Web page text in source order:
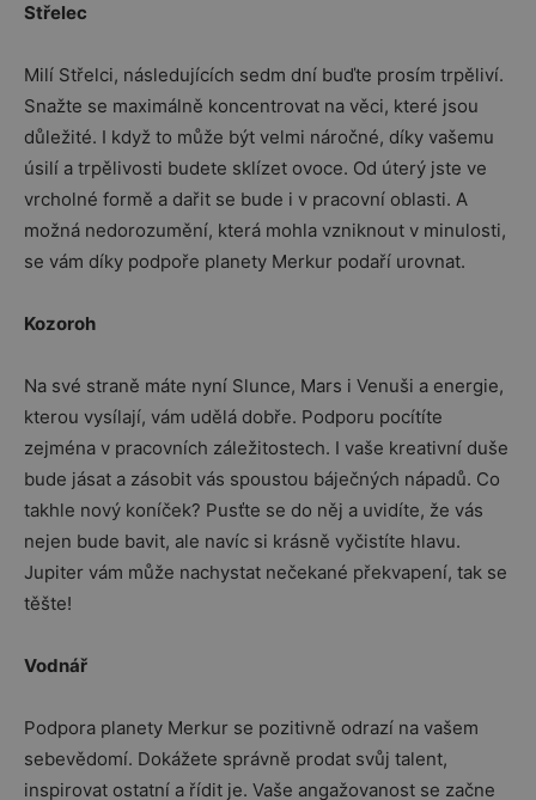
Střelec
Milí Střelci, následujících sedm dní buďte prosím trpěliví.
Snažte se maximálně koncentrovat na věci, které jsou
důležité. I když to může být velmi náročné, díky vašemu
úsilí a trpělivosti budete sklízet ovoce. Od úterý jste ve
vrcholné formě a dařit se bude i v pracovní oblasti. A
možná nedorozumění, která mohla vzniknout v minulosti,
se vám díky podpoře planety Merkur podaří urovnat.
Kozoroh
Na své straně máte nyní Slunce, Mars i Venuši a energie,
kterou vysílají, vám udělá dobře. Podporu pocítíte
zejména v pracovních záležitostech. I vaše kreativní duše
bude jásat a zásobit vás spoustou báječných nápadů. Co
takhle nový koníček? Pusťte se do něj a uvidíte, že vás
nejen bude bavit, ale navíc si krásně vyčistíte hlavu.
Jupiter vám může nachystat nečekané překvapení, tak se
těšte!
Vodnář
Podpora planety Merkur se pozitivně odrazí na vašem
sebevědomí. Dokážete správně prodat svůj talent,
inspirovat ostatní a řídit je. Vaše angažovanost se začne